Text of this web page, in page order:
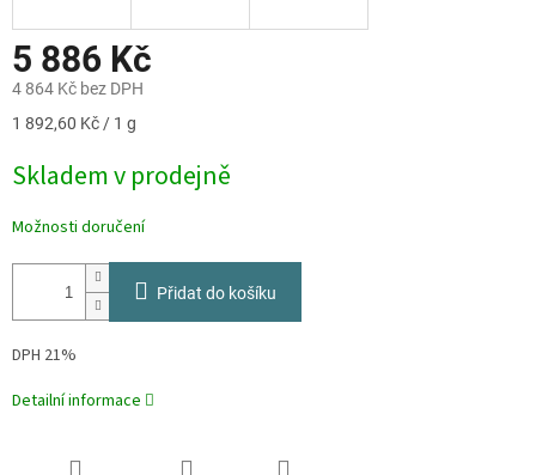
5 886 Kč
4 864 Kč bez DPH
Měrná
1 892,60 Kč / 1 g
Skladem v prodejně
Možnosti doručení
Přidat do košíku
DPH 21%
Detailní informace